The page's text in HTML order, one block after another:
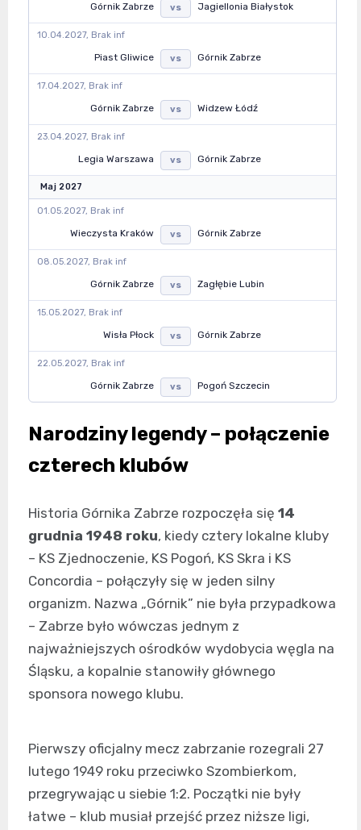
Górnik Zabrze vs Jagiellonia Białystok
10.04.2027, Brak inf
Piast Gliwice vs Górnik Zabrze
17.04.2027, Brak inf
Górnik Zabrze vs Widzew Łódź
23.04.2027, Brak inf
Legia Warszawa vs Górnik Zabrze
Maj 2027
01.05.2027, Brak inf
Wieczysta Kraków vs Górnik Zabrze
08.05.2027, Brak inf
Górnik Zabrze vs Zagłębie Lubin
15.05.2027, Brak inf
Wisła Płock vs Górnik Zabrze
22.05.2027, Brak inf
Górnik Zabrze vs Pogoń Szczecin
Narodziny legendy – połączenie
czterech klubów
Historia Górnika Zabrze rozpoczęła się 14
grudnia 1948 roku, kiedy cztery lokalne kluby
– KS Zjednoczenie, KS Pogoń, KS Skra i KS
Concordia – połączyły się w jeden silny
organizm. Nazwa „Górnik” nie była przypadkowa
– Zabrze było wówczas jednym z
najważniejszych ośrodków wydobycia węgla na
Śląsku, a kopalnie stanowiły głównego
sponsora nowego klubu.
Pierwszy oficjalny mecz zabrzanie rozegrali 27
lutego 1949 roku przeciwko Szombierkom,
przegrywając u siebie 1:2. Początki nie były
łatwe – klub musiał przejść przez niższe ligi,